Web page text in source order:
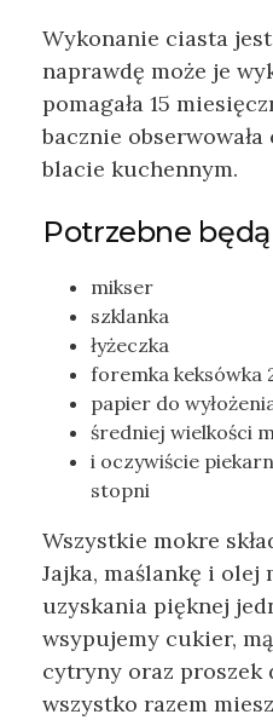
Wykonanie ciasta
naprawdę może je
pomagała 15
bacznie
blacie kuchennym.
Potrzebne
mikser
szklanka
łyżeczka
foremka keksówka
papier do
średniej wielkości
i oczywiście
stopni
Wszystkie mokre
Jajka, maślankę i olej
uzyskania pięknej
wsypujemy cukier,
cytryny oraz proszek
wszystko razem